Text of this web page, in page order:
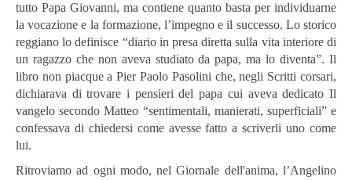
tutto Papa Giovanni, ma contiene quanto basta per individuarne
la vocazione e la formazione, l’impegno e il successo. Lo storico
reggiano lo definisce “diario in presa diretta sulla vita interiore di
un ragazzo che non aveva studiato da papa, ma lo diventa”. Il
libro non piacque a Pier Paolo Pasolini che, negli Scritti corsari,
dichiarava di trovare i pensieri del papa cui aveva dedicato Il
vangelo secondo Matteo “sentimentali, manierati, superficiali” e
confessava di chiedersi come avesse fatto a scriverli uno come
lui.
Ritroviamo ad ogni modo, nel Giornale dell'anima, l’Angelino